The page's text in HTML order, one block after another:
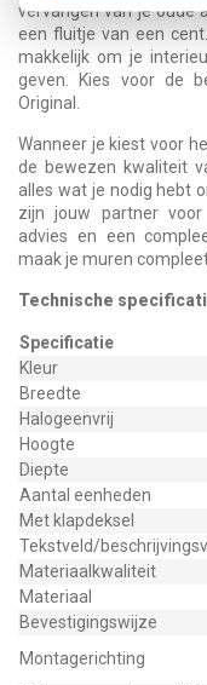
vervangen van je oude
een fluitje van een
makkelijk om je
geven. Kies voor de
Original.
Wanneer je kiest voor
de bewezen kwaliteit
alles wat je nodig hebt
zijn jouw partner
advies en een
maak je muren
Technische
Specificatie
Kleur
Breedte
Halogeenvrij
Hoogte
Diepte
Aantal eenheden
Met klapdeksel
Tekstveld/
Materiaalkwaliteit
Materiaal
Bevestigingswijze
Montagerichting